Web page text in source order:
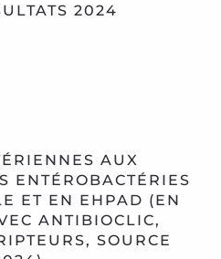
2024
AUX
ENTÉROBACTÉRIES
ET EN EHPAD (EN
ANTIBIOCLIC,
SOURCE